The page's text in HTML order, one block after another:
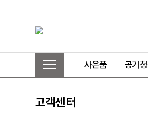
사은품 공기청
고객센터